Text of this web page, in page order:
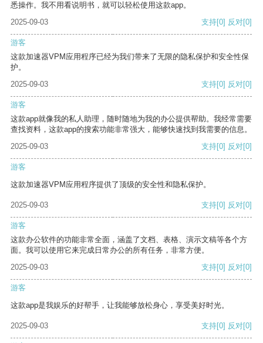
悉操作。我不用看说明书，就可以轻松使用这款app。
2025-09-03
支持[0] 反对[0]
游客
这款加速器VPM应用程序已经为我们带来了无限的隐私保护和安全性保
护。
2025-09-03
支持[0] 反对[0]
游客
这款app就像我的私人助理，随时随地为我的办公提供帮助。我经常需要
查找资料，这款app的搜索功能非常强大，能够快速找到我需要的信息。
2025-09-03
支持[0] 反对[0]
游客
这款加速器VPM应用程序提供了顶级的安全性和隐私保护。
2025-09-03 支持[0] 反对[0]
游客
这款办公软件的功能非常全面，涵盖了文档、表格、演示文稿等各个方
面。我可以使用它来完成日常办公的所有任务，非常方便。
2025-09-03
支持[0] 反对[0]
游客
这款app是我娱乐的好帮手，让我能够放松身心，享受美好时光。
2025-09-03 支持[0] 反对[0]